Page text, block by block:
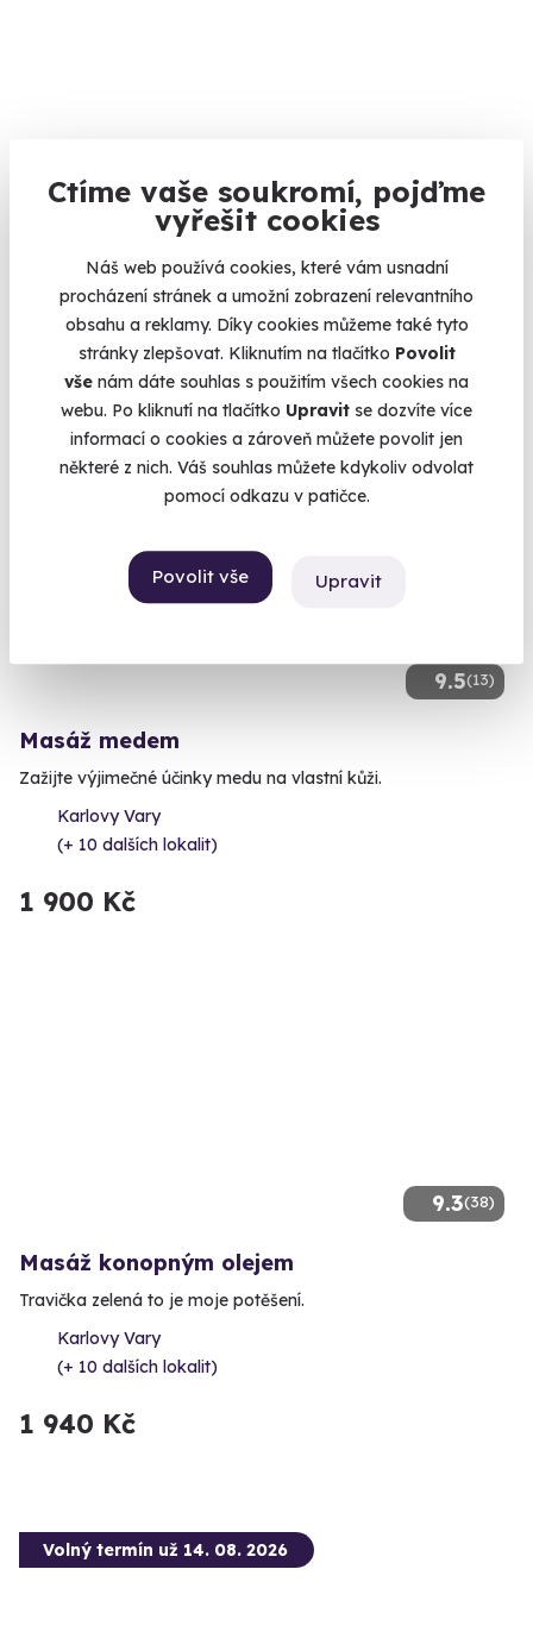
Ctíme vaše soukromí, pojďme
vyřešit cookies
Náš web používá cookies, které vám usnadní
procházení stránek a umožní zobrazení relevantního
obsahu a reklamy. Díky cookies můžeme také tyto
stránky zlepšovat. Kliknutím na tlačítko Povolit
vše nám dáte souhlas s použitím všech cookies na
webu. Po kliknutí na tlačítko Upravit se dozvíte více
informací o cookies a zároveň můžete povolit jen
některé z nich. Váš souhlas můžete kdykoliv odvolat
pomocí odkazu v patičce.
Povolit vše Upravit
Masáž horkou čokoládou
Zažijte čokoládový pocit na celém těle.
Karlovy Vary
(+ 10 dalších lokalit)
1 900 Kč
9.5(13)
Masáž medem
Zažijte výjimečné účinky medu na vlastní kůži.
Karlovy Vary
(+ 10 dalších lokalit)
1 900 Kč
9.3(38)
Masáž konopným olejem
Travička zelená to je moje potěšení.
Karlovy Vary
(+ 10 dalších lokalit)
1 940 Kč
Volný termín už 14. 08. 2026